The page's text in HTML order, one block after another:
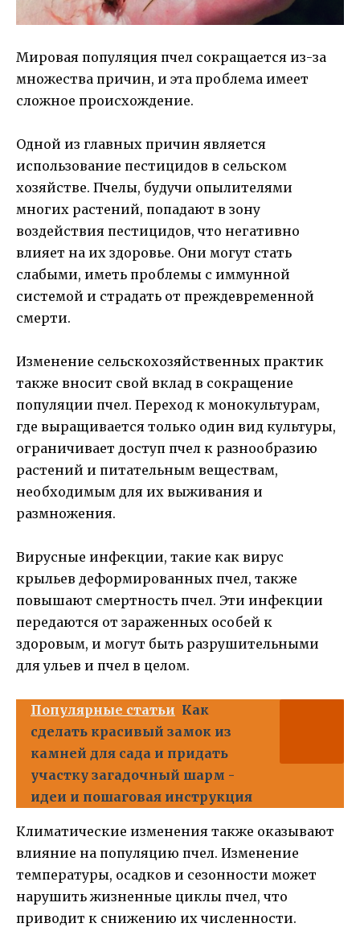
Мировая популяция пчел сокращается из-за
множества причин, и эта проблема имеет
сложное происхождение.
Одной из главных причин является
использование пестицидов в сельском
хозяйстве. Пчелы, будучи опылителями
многих растений, попадают в зону
воздействия пестицидов, что негативно
влияет на их здоровье. Они могут стать
слабыми, иметь проблемы с иммунной
системой и страдать от преждевременной
смерти.
Изменение сельскохозяйственных практик
также вносит свой вклад в сокращение
популяции пчел. Переход к монокультурам,
где выращивается только один вид культуры,
ограничивает доступ пчел к разнообразию
растений и питательным веществам,
необходимым для их выживания и
размножения.
Вирусные инфекции, такие как вирус
крыльев деформированных пчел, также
повышают смертность пчел. Эти инфекции
передаются от зараженных особей к
здоровым, и могут быть разрушительными
для ульев и пчел в целом.
Популярные статьи Как
сделать красивый замок из
камней для сада и придать
участку загадочный шарм -
идеи и пошаговая инструкция
Климатические изменения также оказывают
влияние на популяцию пчел. Изменение
температуры, осадков и сезонности может
нарушить жизненные циклы пчел, что
приводит к снижению их численности.